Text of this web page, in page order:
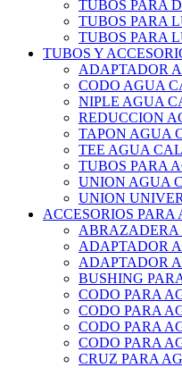
TUBOS PARA
TUBOS PARA
TUBOS PARA
TUBOS Y
ADAPTADOR
CODO AGUA
NIPLE AGUA
REDUCCION
TAPON AGUA
TEE AGUA
TUBOS PARA
UNION AGUA
UNION
ACCESORIOS PARA
ABRAZADERA
ADAPTADOR
ADAPTADOR
BUSHING
CODO PARA
CODO PARA
CODO PARA
CODO PARA
CRUZ PARA